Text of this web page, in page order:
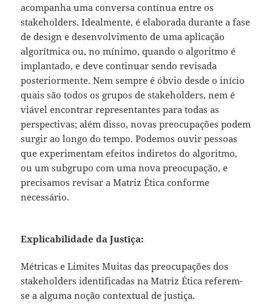
acompanha uma conversa contínua entre os
stakeholders. Idealmente, é elaborada durante a fase
de design e desenvolvimento de uma aplicação
algorítmica ou, no mínimo, quando o algoritmo é
implantado, e deve continuar sendo revisada
posteriormente. Nem sempre é óbvio desde o início
quais são todos os grupos de stakeholders, nem é
viável encontrar representantes para todas as
perspectivas; além disso, novas preocupações podem
surgir ao longo do tempo. Podemos ouvir pessoas
que experimentam efeitos indiretos do algoritmo,
ou um subgrupo com uma nova preocupação, e
precisamos revisar a Matriz Ética conforme
necessário.
Explicabilidade da Justiça:
Métricas e Limites Muitas das preocupações dos
stakeholders identificadas na Matriz Ética referem-
se a alguma noção contextual de justiça.